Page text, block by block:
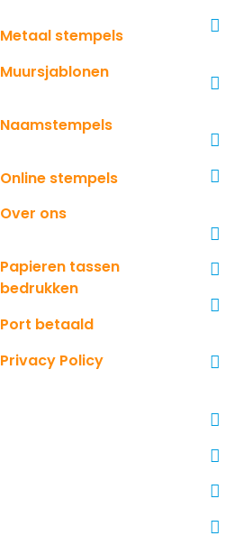
Metaal stempels
Muursjablonen
Naamstempels
Online stempels
Over ons
Papieren tassen
bedrukken
Port betaald
Privacy Policy